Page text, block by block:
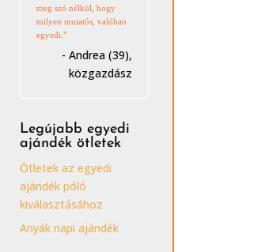
meg szó nélkül, hogy
milyen mutatós, valóban
egyedi.”
- Andrea (39),
közgazdász
Legújabb egyedi
ajándék ötletek
Ötletek az egyedi
ajándék póló
kiválasztásához
Anyák napi ajándék